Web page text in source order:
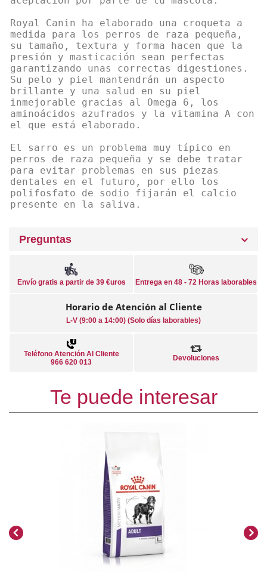
Royal Canin ha elaborado una croqueta a
medida para los perros de raza pequeña,
su tamaño, textura y forma hacen que la
presión y masticación sean perfectas
garantizando unas correctas digestiones.
Su pelo y piel mantendrán un aspecto
brillante y una salud en su piel
inmejorable gracias al Omega 6, los
aminoácidos azufrados y la vitamina A con
el que está elaborado.
El sarro es un problema muy típico en
perros de raza pequeña y se debe tratar
para evitar problemas en sus piezas
dentales en el futuro, por ello los
polifosfato de sodio fijarán el calcio
presente en la saliva.
Preguntas
Envío gratis a partir de 39 €uros Entrega en 48 - 72 Horas laborables
Horario de Atención al Cliente
L-V (9:00 a 14:00) (Solo días laborables)
Teléfono Atención Al Cliente
966 620 013
Devoluciones
Te puede interesar